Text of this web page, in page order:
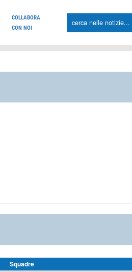
COLLABORA
CON NOI
Squadre